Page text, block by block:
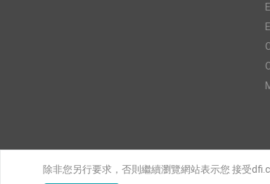
除非您另行要求，否則繼續瀏覽網站表示您 接受